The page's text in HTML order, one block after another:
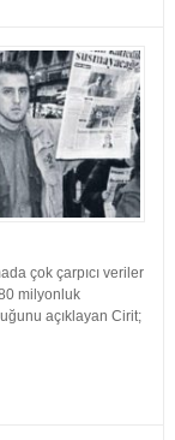
çok çarpıcı veriler
milyonluk
açıklayan Cirit;